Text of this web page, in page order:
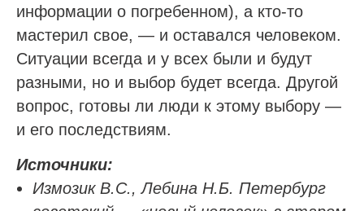
информации о погребенном), а кто-то
мастерил свое, — и оставался человеком.
Ситуации всегда и у всех были и будут
разными, но и выбор будет всегда. Другой
вопрос, готовы ли люди к этому выбору —
и его последствиям.
Источники:
Измозик В.С., Лебина Н.Б. Петербург